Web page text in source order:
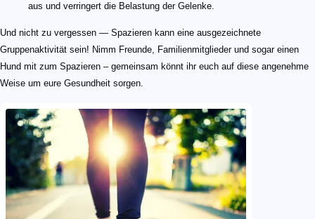
aus und verringert die Belastung der Gelenke.
Und nicht zu vergessen — Spazieren kann eine ausgezeichnete
Gruppenaktivität sein! Nimm Freunde, Familienmitglieder und sogar einen
Hund mit zum Spazieren – gemeinsam könnt ihr euch auf diese angenehme
Weise um eure Gesundheit sorgen.